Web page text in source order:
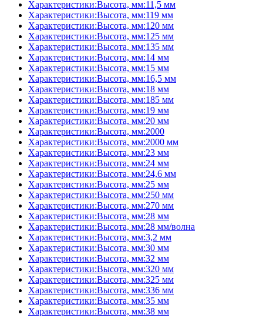
Характеристики:Высота, мм:11,5 мм
Характеристики:Высота, мм:119 мм
Характеристики:Высота, мм:120 мм
Характеристики:Высота, мм:125 мм
Характеристики:Высота, мм:135 мм
Характеристики:Высота, мм:14 мм
Характеристики:Высота, мм:15 мм
Характеристики:Высота, мм:16,5 мм
Характеристики:Высота, мм:18 мм
Характеристики:Высота, мм:185 мм
Характеристики:Высота, мм:19 мм
Характеристики:Высота, мм:20 мм
Характеристики:Высота, мм:2000
Характеристики:Высота, мм:2000 мм
Характеристики:Высота, мм:23 мм
Характеристики:Высота, мм:24 мм
Характеристики:Высота, мм:24,6 мм
Характеристики:Высота, мм:25 мм
Характеристики:Высота, мм:250 мм
Характеристики:Высота, мм:270 мм
Характеристики:Высота, мм:28 мм
Характеристики:Высота, мм:28 мм/волна
Характеристики:Высота, мм:3,2 мм
Характеристики:Высота, мм:30 мм
Характеристики:Высота, мм:32 мм
Характеристики:Высота, мм:320 мм
Характеристики:Высота, мм:325 мм
Характеристики:Высота, мм:336 мм
Характеристики:Высота, мм:35 мм
Характеристики:Высота, мм:38 мм